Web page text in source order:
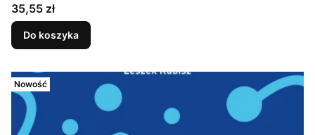
Cena
35,55 zł
Do koszyka
Nowość